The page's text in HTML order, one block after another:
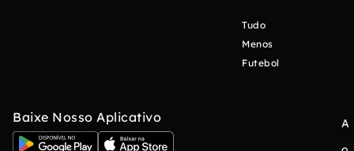
Tudo
Menos
Futebol
Baixe Nosso Aplicativo
A